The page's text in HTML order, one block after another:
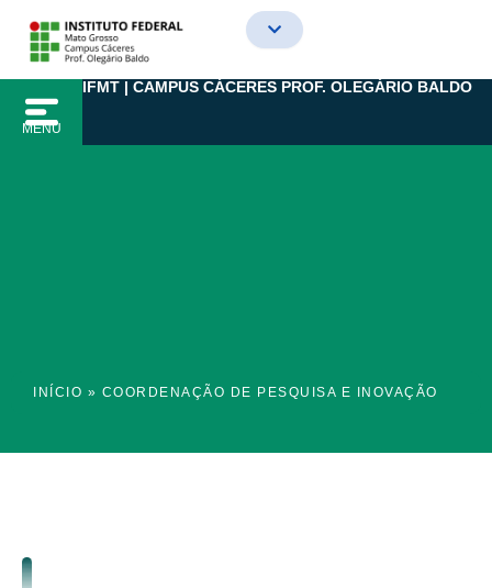
para
MENU
IFMT | CAMPUS CÁCERES PROF. OLEGÁRIO BALDO
INÍCIO » COORDENAÇÃO DE PESQUISA E INOVAÇÃO